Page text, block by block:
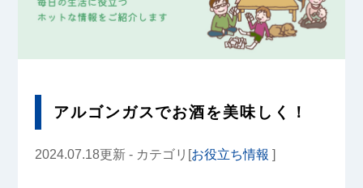
アルゴンガスでお酒を美味しく！
2024.07.18更新 - カテゴリ[お役立ち情報 ]